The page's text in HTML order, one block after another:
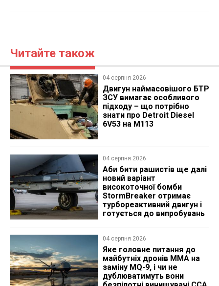
Читайте також
04 серпня 2026
​Двигун наймасовішого БТР
ЗСУ вимагає особливого
підходу – що потрібно
знати про Detroit Diesel
6V53 на M113
04 серпня 2026
Аби бити рашистів ще далі
новий варіант
високоточної бомби
StormBreaker отримає
турбореактивний двигун і
готується до випробувань
04 серпня 2026
Яке головне питання до
майбутніх дронів MMA на
заміну MQ-9, і чи не
дублюватимуть вони